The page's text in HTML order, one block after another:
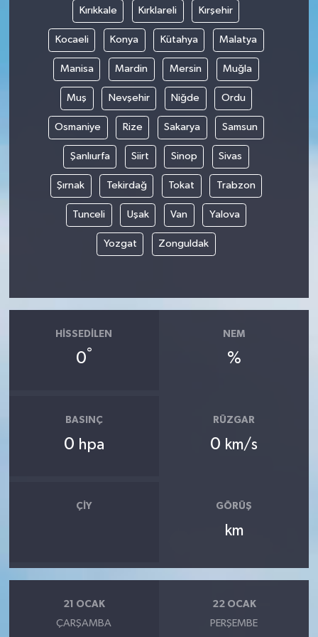
Kırıkkale Kırklareli Kırşehir
Kocaeli Konya Kütahya Malatya
Manisa Mardin Mersin Muğla
Muş Nevşehir Niğde Ordu
Osmaniye Rize Sakarya Samsun
Şanlıurfa Siirt Sinop Sivas
Şırnak Tekirdağ Tokat Trabzon
Tunceli Uşak Van Yalova
Yozgat Zonguldak
HISSEDILEN
0°
NEM
%
BASINÇ
0 hpa
RÜZGAR
0 km/s
ÇIY GÖRÜŞ
km
21 OCAK
ÇARŞAMBA
22 OCAK
PERŞEMBE